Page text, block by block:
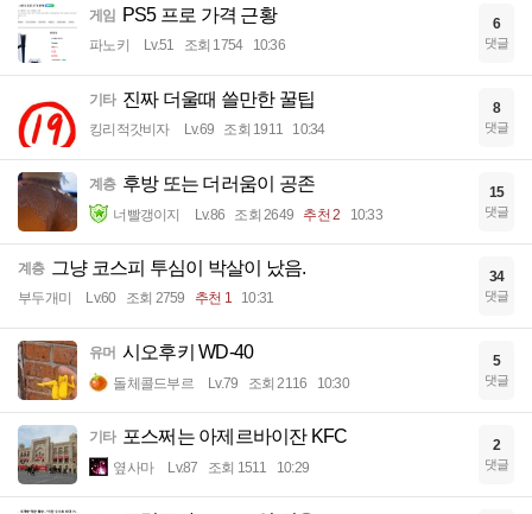
게임 PS5 프로 가격 근황
파노키 Lv.51 조회 1754 10:36
6
댓글
기타 진짜 더울때 쓸만한 꿀팁
킹리적갓비자 Lv.69 조회 1911 10:34
8
댓글
계층 후방 또는 더러움이 공존
너빨갱이지 Lv.86 조회 2649 추천 2 10:33
15
댓글
계층 그냥 코스피 투심이 박살이 났음.
부두개미 Lv.60 조회 2759 추천 1 10:31
34
댓글
유머 시오후키 WD-40
돌체콜드부르 Lv.79 조회 2116 10:30
5
댓글
기타 포스쩌는 아제르바이잔 KFC
옆사마 Lv.87 조회 1511 10:29
2
댓글